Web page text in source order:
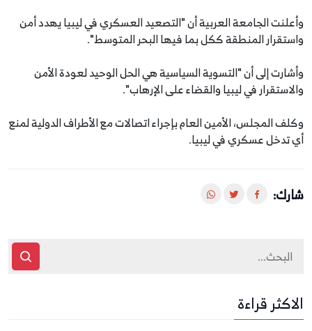
وأعلنت الجامعة العربية أن "التصعيد العسكري في ليبيا يهدد أمن
واستقرار المنطقة ككل بما فيها البحر المتوسط".
وأشارت إلى أن "التسوية السياسية هي الحل الوحيد لعودة الأمن
والاستقرار في ليبيا والقضاء على الإرهاب".
وكلف المجلس، الأمين العام بإجراء اتصالات مع الأطراف الدولية لمنع
أي تدخل عسكري في ليبيا.
شارك:
الاكثر قراءة